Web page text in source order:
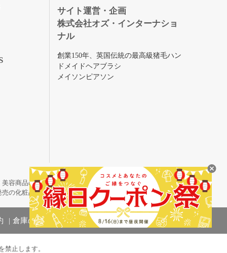
サイト運営・企画
株式会社オズ・インターナショ
ナル
創業150年、英国伝統の最高級猪毛ハン
ドメイドヘアブラシ
メイソンピアソン
容商品の通販サイトです。
の化粧品も取り揃えています。
倉庫の管理体制
止します。